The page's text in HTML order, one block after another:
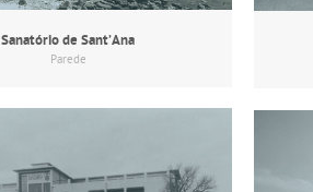
Sanatório de Sant’Ana
Parede